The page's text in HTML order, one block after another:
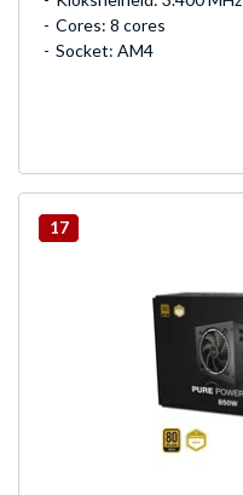
Cores: 8 cores
Socket: AM4
17